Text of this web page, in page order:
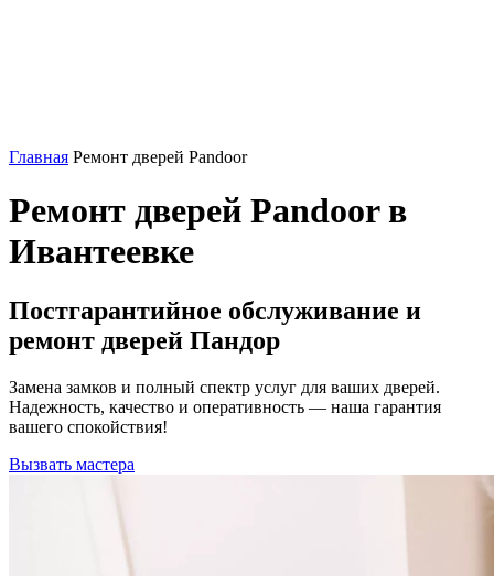
Главная Ремонт дверей Pandoor
Ремонт дверей Pandoor в
Ивантеевке
Постгарантийное обслуживание и
ремонт дверей Пандор
Замена замков и полный спектр услуг для ваших дверей.
Надежность, качество и оперативность — наша гарантия
вашего спокойствия!
Вызвать мастера